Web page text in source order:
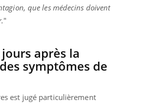
que les médecins doivent
"
jours après la
symptômes de
est jugé particulièrement